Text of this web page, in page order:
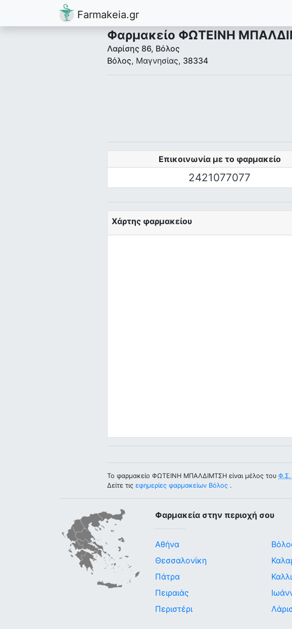
Farmakeia.gr
Φαρμακείο ΦΩΤΕΙΝΗ
Λαρίσης 86, Βόλος
Βόλος, Μαγνησίας, 38334
Επικοινωνία με το φαρμακείο
2421077077
Χάρτης φαρμακείου
Το φαρμακείο ΦΩΤΕΙΝΗ ΜΠΑΛΔΙΜΤΣΗ είναι μέλος του Φ.Σ.
Δείτε τις εφημερίες φαρμακείων Βόλος .
Φαρμακεία στην περιοχή σου
Αθήνα
Θεσσαλονίκη
Πάτρα
Πειραιάς
Περιστέρι